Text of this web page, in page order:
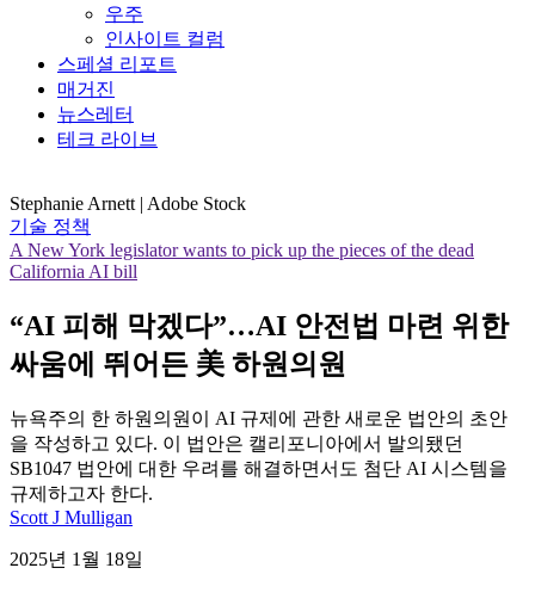
우주
인사이트 컬럼
스페셜 리포트
매거진
뉴스레터
테크 라이브
Stephanie Arnett | Adobe Stock
기술 정책
A New York legislator wants to pick up the pieces of the dead
California AI bill
“AI 피해 막겠다”…AI 안전법 마련 위한
싸움에 뛰어든 美 하원의원
뉴욕주의 한 하원의원이 AI 규제에 관한 새로운 법안의 초안
을 작성하고 있다. 이 법안은 캘리포니아에서 발의됐던
SB1047 법안에 대한 우려를 해결하면서도 첨단 AI 시스템을
규제하고자 한다.
Scott J Mulligan
2025년 1월 18일